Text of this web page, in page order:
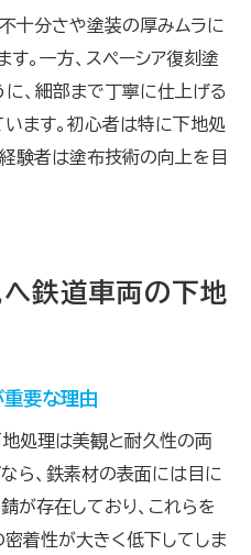
十分さや塗装の厚みムラに
。一方、スペーシア復刻塗
、細部まで丁寧に仕上げる
ます。初心者は特に下地処
験者は塗布技術の向上を目
鉄道車両の下地
要な理由
処理は美観と耐久性の両
ら、鉄素材の表面には目に
が存在しており、これらを
着性が大きく低下してしま